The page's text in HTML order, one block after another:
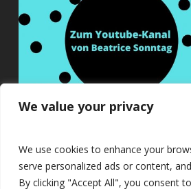
We value your privacy
We use cookies to enhance your
serve personalized ads or content,
By clicking "Accept All", you consent